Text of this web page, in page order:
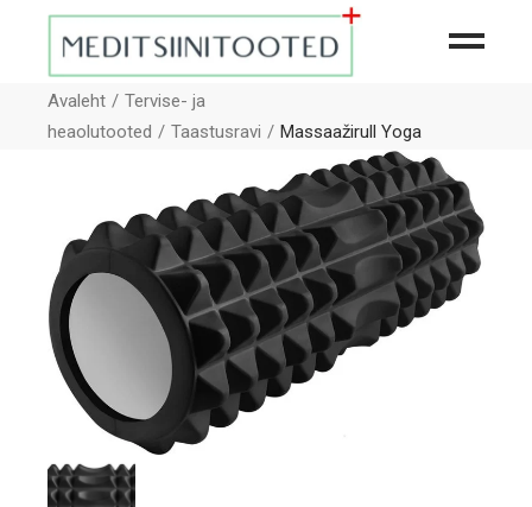
Avaleht
Tervise- ja
heaolutooted
Taastusravi Massaažirull Yoga